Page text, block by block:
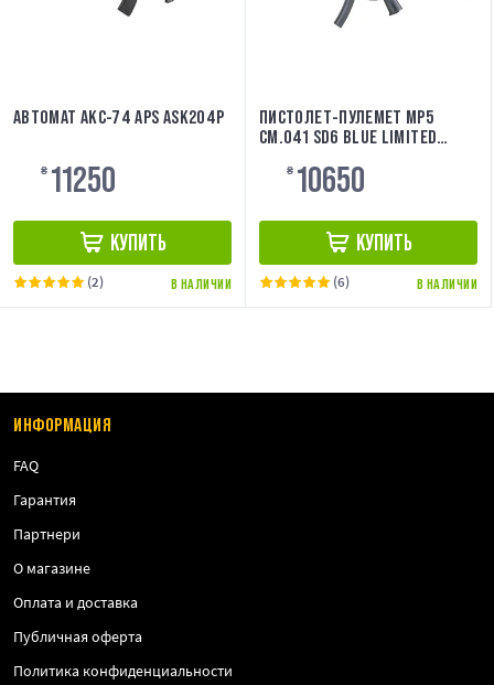
АВТОМАТ АКС-74 APS ASK204P
₴ 11250
КУПИТЬ
В НАЛИЧИИ
(2)
ПИСТОЛЕТ-ПУЛЕМЕТ MP5
CM.041 SD6 BLUE LIMITED
₴ 10650
КУПИТЬ
В НАЛИЧИИ
(6)
ИНФОРМАЦИЯ
FAQ
Гарантия
Партнери
О магазине
Оплата и доставка
Публичная оферта
Политика конфиденциальности